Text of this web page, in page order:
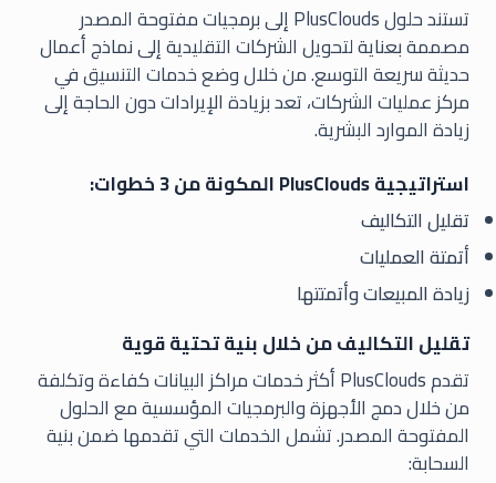
تستند حلول PlusClouds إلى برمجيات مفتوحة المصدر
مصممة بعناية لتحويل الشركات التقليدية إلى نماذج أعمال
حديثة سريعة التوسع. من خلال وضع خدمات التنسيق في
مركز عمليات الشركات، تعد بزيادة الإيرادات دون الحاجة إلى
زيادة الموارد البشرية.
استراتيجية PlusClouds المكونة من 3 خطوات:
تقليل التكاليف
أتمتة العمليات
زيادة المبيعات وأتمتتها
تقليل التكاليف من خلال بنية تحتية قوية
تقدم PlusClouds أكثر خدمات مراكز البيانات كفاءة وتكلفة
من خلال دمج الأجهزة والبرمجيات المؤسسية مع الحلول
المفتوحة المصدر. تشمل الخدمات التي تقدمها ضمن بنية
السحابة: